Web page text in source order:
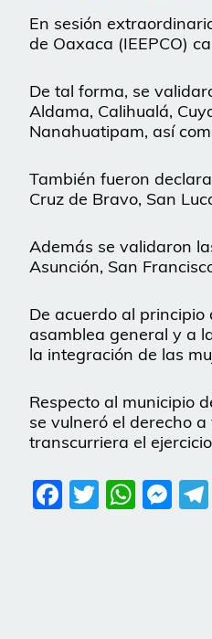
En sesión
de Oaxaca (IEEPCO)
De tal forma, se
Aldama, Calihualá,
Nanahuatipam, así
También fueron
Cruz de Bravo, San
Además se validaron
Asunción, San
De acuerdo al
asamblea general y a
la integración de las
Respecto al municipio
se vulneró el derecho
transcurriera el
Facebook
Twitter